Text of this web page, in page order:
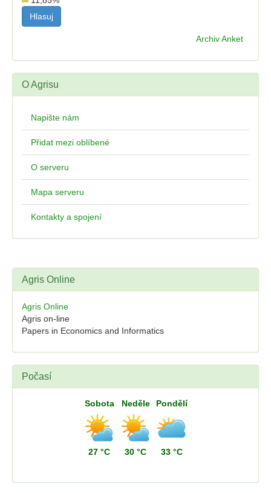
Archiv Anket
O Agrisu
Napište nám
Přidat mezi oblíbené
O serveru
Mapa serveru
Kontakty a spojení
Agris Online
Agris Online
Agris on-line
Papers in Economics and Informatics
Počasí
Sobota
27 °C
Neděle
30 °C
Pondělí
33 °C